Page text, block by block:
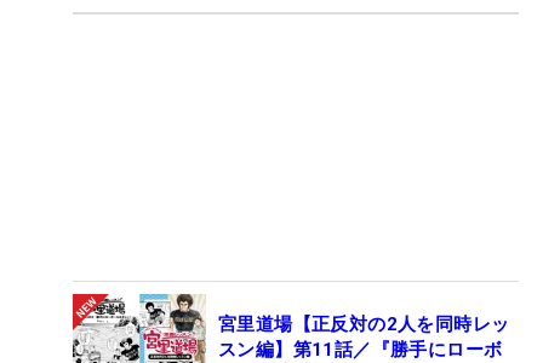
宮里道場【正反対の2人を同時レッ
スン編】第11話／『勝手にローボ